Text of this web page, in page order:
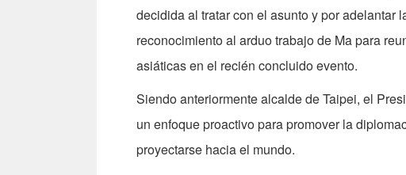
decidida al tratar con el asunto y por adelantar
reconocimiento al arduo trabajo de Ma para
asiáticas en el recién concluido evento.
Siendo anteriormente alcalde de Taipei, el
un enfoque proactivo para promover la
proyectarse hacia el mundo.